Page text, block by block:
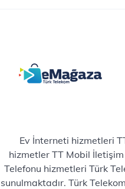
Ev İnterneti hizmetleri
hizmetler TT Mobil
Telefonu hizmetleri Türk
sunulmaktadır. Türk